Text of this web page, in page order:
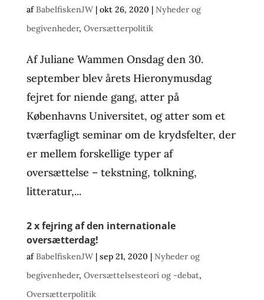
afBabelfiskenJW| okt 26, 2020 | Nyheder og
begivenheder, Oversætterpolitik
Af Juliane Wammen Onsdag den 30.
september blev årets Hieronymusdag
fejret for niende gang, atter på
Københavns Universitet, og atter som et
tværfagligt seminar om de krydsfelter, der
er mellem forskellige typer af
oversættelse – tekstning, tolkning,
litteratur,...
2 x fejring af den internationale
oversætterdag!
afBabelfiskenJW| sep 21, 2020 | Nyheder og
begivenheder, Oversættelsesteori og -debat,
Oversætterpolitik